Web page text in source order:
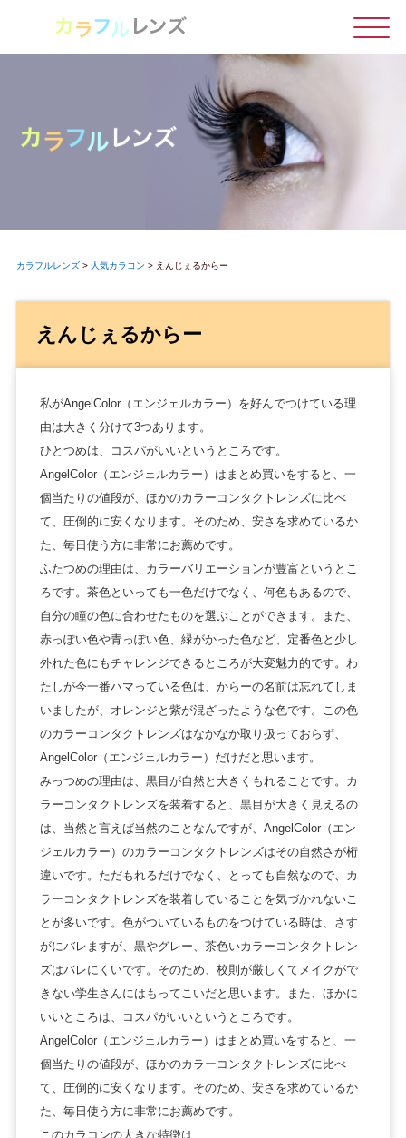
カラフルレンズ> 人気カラコン > えんじぇるからー
えんじぇるからー
私がAngelColor（エンジェルカラー）を好んでつけている理
由は大きく分けて3つあります。
ひとつめは、コスパがいいというところです。
AngelColor（エンジェルカラー）はまとめ買いをすると、一
個当たりの値段が、ほかのカラーコンタクトレンズに比べ
て、圧倒的に安くなります。そのため、安さを求めているか
た、毎日使う方に非常にお薦めです。
ふたつめの理由は、カラーバリエーションが豊富というとこ
ろです。茶色といっても一色だけでなく、何色もあるので、
自分の瞳の色に合わせたものを選ぶことができます。また、
赤っぽい色や青っぽい色、緑がかった色など、定番色と少し
外れた色にもチャレンジできるところが大変魅力的です。わ
たしが今一番ハマっている色は、からーの名前は忘れてしま
いましたが、オレンジと紫が混ざったような色です。この色
のカラーコンタクトレンズはなかなか取り扱っておらず、
AngelColor（エンジェルカラー）だけだと思います。
みっつめの理由は、黒目が自然と大きくもれることです。カ
ラーコンタクトレンズを装着すると、黒目が大きく見えるの
は、当然と言えば当然のことなんですが、AngelColor（エン
ジェルカラー）のカラーコンタクトレンズはその自然さが桁
違いです。ただもれるだけでなく、とっても自然なので、カ
ラーコンタクトレンズを装着していることを気づかれないこ
とが多いです。色がついているものをつけている時は、さす
がにバレますが、黒やグレー、茶色いカラーコンタクトレン
ズはバレにくいです。そのため、校則が厳しくてメイクがで
きない学生さんにはもってこいだと思います。また、ほかに
いいところは、コスパがいいというところです。
AngelColor（エンジェルカラー）はまとめ買いをすると、一
個当たりの値段が、ほかのカラーコンタクトレンズに比べ
て、圧倒的に安くなります。そのため、安さを求めているか
た、毎日使う方に非常にお薦めです。
このカラコンの大きな特徴は、